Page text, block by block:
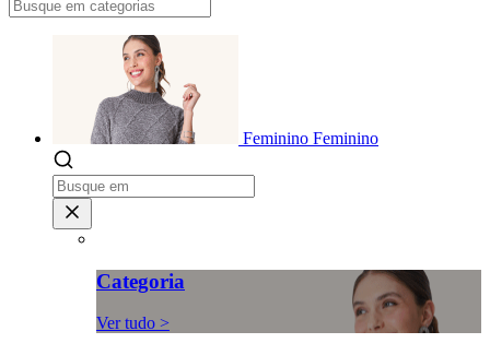
Feminino Feminino
Categoria
Ver tudo >